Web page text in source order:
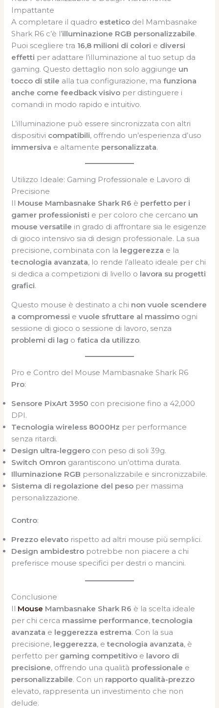
Impattante
A completare il quadro estetico del Mambasnake
Shark R6 c’è l’illuminazione RGB personalizzabile.
Puoi scegliere tra 16,8 milioni di colori e diversi
effetti per adattare l’illuminazione al tuo setup da
gaming. Questo dettaglio non solo aggiunge un
tocco di stile alla tua configurazione, mafunziona
anche come feedback visivo per distinguere i
comandi in modo rapido e intuitivo.
L’illuminazione può essere sincronizzata con altri
dispositivi compatibili, offrendo un’esperienza d’uso
immersiva e altamente personalizzata.
Utilizzo Ideale: Gaming Professionale e Lavoro di
Precisione
Il Mouse Mambasnake Shark R6 è perfetto per i
gamer professionisti e per coloro che cercano un
mouse versatile in grado di affrontare sia le esigenze
di gioco intensivo sia di design professionale. La sua
precisione, combinata con la leggerezza e la
tecnologia avanzata, lo rende l’alleato ideale per chi
si dedica a competizioni di livello o lavora su progetti
grafici.
Questo mouse è destinato a chi non vuole scendere
a compromessi evuole sfruttare al massimo ogni
sessione di gioco o sessione di lavoro, senza
problemi di lag ofatica da utilizzo.
Pro e Contro del Mouse Mambasnake Shark R6
Pro:
Sensore PixArt 3950 con precisione fino a 42,000
DPI.
Tecnologia wireless 8000Hz per performance
senza ritardi.
Design ultra-leggero con peso di soli 39g.
Switch Omron garantiscono un’ottima durata.
Illuminazione RGB personalizzabile e sincronizzabile.
Sistema di regolazione del peso per massima
personalizzazione.
Contro:
Prezzo elevato rispetto ad altri mouse più semplici.
Design ambidestro potrebbe non piacere a chi
preferisce mouse specifici per destri o mancini.
Conclusione
Il Mouse Mambasnake Shark R6 è la scelta ideale
per chi cerca massime performance,tecnologia
avanzata e leggerezza estrema. Con la sua
precisione, leggerezza, etecnologia avanzata, è
perfetto per gaming competitivo e lavoro di
precisione, offrendo una qualità professionale e
personalizzabile. Con un rapporto qualità-prezzo
elevato, rappresenta un investimento che non
delude.